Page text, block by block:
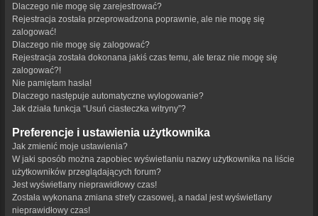
Dlaczego nie mogę się zarejestrować?
Rejestracja została przeprowadzona poprawnie, ale nie mogę się
zalogować!
Dlaczego nie mogę się zalogować?
Rejestracja została dokonana jakiś czas temu, ale teraz nie mogę się
zalogować?!
Nie pamiętam hasła!
Dlaczego następuje automatyczne wylogowanie?
Jak działa funkcja “Usuń ciasteczka witryny”?
Preferencje i ustawienia użytkownika
Jak zmienić moje ustawienia?
W jaki sposób można zapobiec wyświetlaniu nazwy użytkownika na liście
użytkowników przeglądających forum?
Jest wyświetlany nieprawidłowy czas!
Została wykonana zmiana strefy czasowej, a nadal jest wyświetlany
nieprawidłowy czas!